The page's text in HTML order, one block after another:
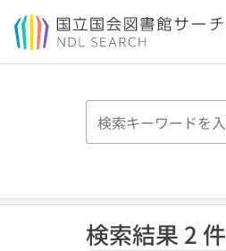
本文へ移動
検索結果 2 件